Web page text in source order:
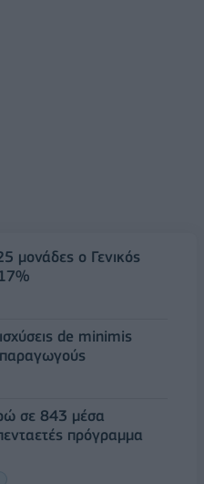
μονάδες ο Γενικός
de minimis
σε 843 μέσα
πρόγραμμα